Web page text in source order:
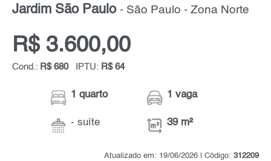
Jardim São Paulo - São Paulo - Zona Norte
R$ 3.600,00
Cond.: R$ 680 IPTU: R$ 64
1 quarto
- suíte
1 vaga
39 m²
Atualizado em: 19/06/2026 | Código: 312209